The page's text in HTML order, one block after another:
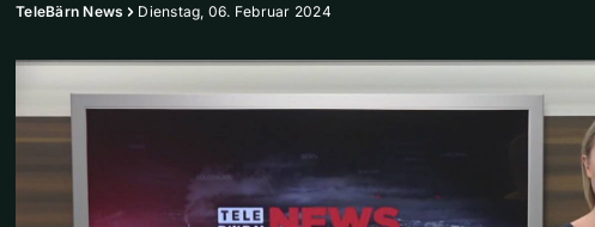
TeleBärn News Dienstag, 06. Februar 2024